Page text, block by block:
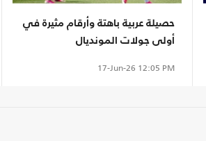
حصيلة عربية باهتة وأرقام مثيرة في
أولى جولات المونديال
17-Jun-26 12:05 PM